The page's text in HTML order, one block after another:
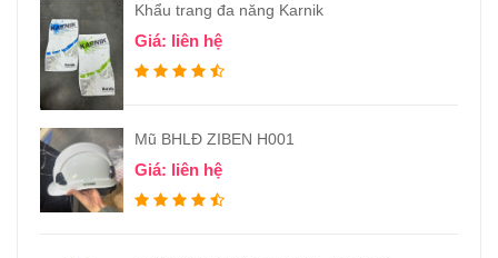
Khẩu trang đa năng Karnik
Giá: liên hệ
Mũ BHLĐ ZIBEN H001
Giá: liên hệ